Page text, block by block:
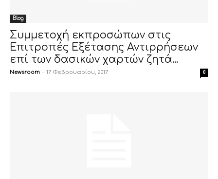
Blog
Συμμετοχή εκπροσώπων στις
Επιτροπές Εξέτασης Αντιρρήσεων
επί των δασικών χαρτών ζητά...
Newsroom - 17 Φεβρουαρίου, 2017 0